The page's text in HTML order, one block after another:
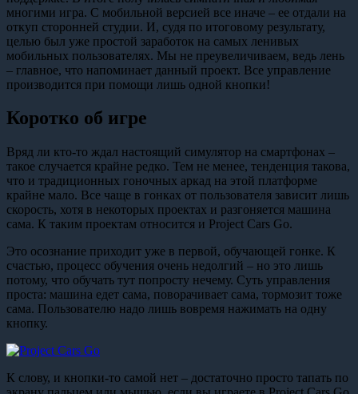
многими игра. С мобильной версией все иначе – ее отдали на
откуп сторонней студии. И, судя по итоговому результату,
целью был уже простой заработок на самых ленивых
мобильных пользователях. Мы не преувеличиваем, ведь лень
– главное, что напоминает данный проект. Все управление
производится при помощи лишь одной кнопки!
Коротко об игре
Вряд ли кто-то ждал настоящий симулятор на смартфонах –
такое случается крайне редко. Тем не менее, тенденция такова,
что и традиционных гоночных аркад на этой платформе
крайне мало. Все чаще в гонках от пользователя зависит лишь
скорость, хотя в некоторых проектах и разгоняется машина
сама. К таким проектам относится и Project Cars Go.
Это осознание приходит уже в первой, обучающей гонке. К
счастью, процесс обучения очень недолгий – но это лишь
потому, что обучать тут попросту нечему. Суть управления
проста: машина едет сама, поворачивает сама, тормозит тоже
сама. Пользователю надо лишь вовремя нажимать на одну
кнопку.
К слову, и кнопки-то самой нет – достаточно просто тапать по